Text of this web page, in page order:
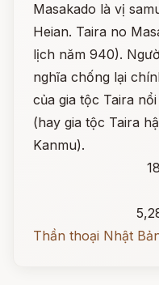
Masakado là vị
Heian. Taira no
lịch năm 940).
nghĩa chống lại
của gia tộc Taira
(hay gia tộc Taira
Kanmu).
Thần thoại Nhật